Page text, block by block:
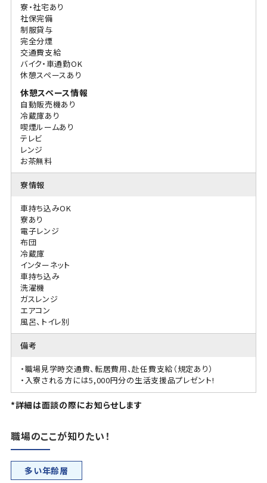
寮・社宅あり
社保完備
制服貸与
完全分煙
交通費支給
バイク・車通勤OK
休憩スペースあり
休憩スペース情報
自動販売機あり
冷蔵庫あり
喫煙ルームあり
テレビ
レンジ
お茶無料
寮情報
車持ち込みOK
寮あり
電子レンジ
布団
冷蔵庫
インターネット
車持ち込み
洗濯機
ガスレンジ
エアコン
風呂、トイレ別
備考
・職場見学時交通費、転居費用、赴任費支給（規定あり）
・入寮される方には5,000円分の生活支援品プレゼント!
*詳細は面談の際にお知らせします
職場のここが知りたい！
多い年齢層